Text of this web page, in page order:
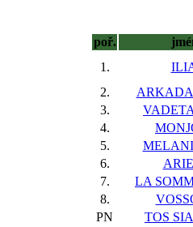
poř.
1.
2.
3.
4.
5.
6.
7.
LA
8.
PN
TOS